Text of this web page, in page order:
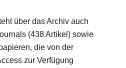
über das Archiv auch
(438 Artikel) sowie
die von der
zur Verfügung